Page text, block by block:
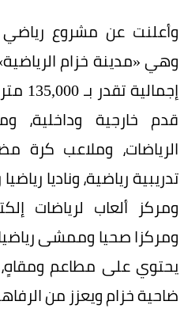
وأعلنت عن مشروع
وهي «مدينة خزام
قدم خارجية وداخلية،
الرياضات، وملاعب كرة
تدريبية رياضية، وناديا رياضيا
ومركز ألعاب لرياضات
ومركزا صحيا وممشى
يحتوي على مطاعم
ضاحية خزام ويعزز من